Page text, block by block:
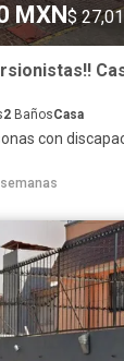
MXN$
2 BañosCasa
con